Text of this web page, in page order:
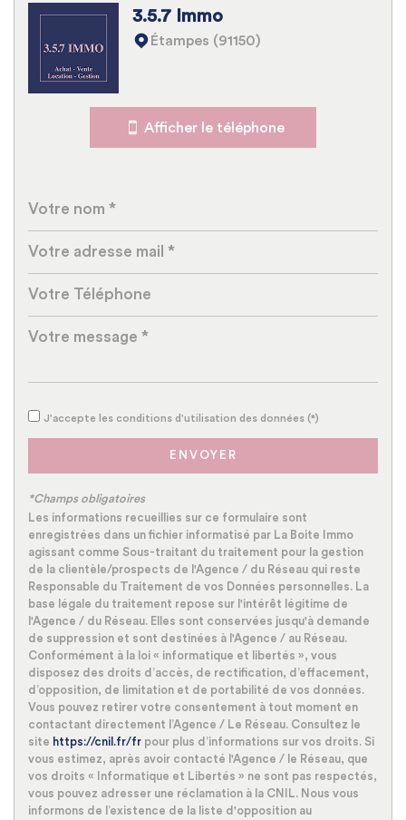
École maternelle
École primaire
Gare ferroviaire
Bureau de poste
Statistiques
Propriétaires (vs. locataires)
Taxe habitation 10,81 %
Habitants de moins de 25 ans 35,18 %
Habitants de 25 à 55 ans
Habitants de plus de 55 ans 24,23 %
Familles sans enfant
Familles avec 1 ou 2 enfants
Maisons 76,78 %
Appartements 23,22 %
Familles avec 3 enfants 10,80 %
3.5.7 Immo
Étampes (91150)
Afficher le téléphone
J'accepte les conditions d'utilisation des données (*)
ENVOYER
*Champs obligatoires
Les informations recueillies sur ce formulaire sont
enregistrées dans un fichier informatisé par La Boite Immo
agissant comme Sous-traitant du traitement pour la gestion
de la clientèle/prospects de l'Agence / du Réseau qui reste
Responsable du Traitement de vos Données personnelles. La
base légale du traitement repose sur l'intérêt légitime de
l'Agence / du Réseau. Elles sont conservées jusqu'à demande
de suppression et sont destinées à l'Agence / au Réseau.
Conformément à la loi « informatique et libertés », vous
disposez des droits d’accès, de rectification, d’effacement,
d’opposition, de limitation et de portabilité de vos données.
Vous pouvez retirer votre consentement à tout moment en
contactant directement l’Agence / Le Réseau. Consultez le
site https://cnil.fr/fr pour plus d’informations sur vos droits. Si
vous estimez, après avoir contacté l'Agence / le Réseau, que
vos droits « Informatique et Libertés » ne sont pas respectés,
vous pouvez adresser une réclamation à la CNIL. Nous vous
informons de l’existence de la liste d'opposition au